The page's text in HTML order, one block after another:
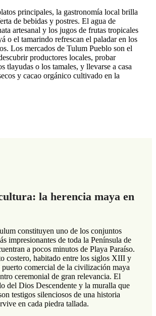
principales, la gastronomía local brilla
de bebidas y postres. El agua de
artesanal y los jugos de frutas tropicales
o el tamarindo refrescan el paladar en los
Los mercados de Tulum Pueblo son el
productores locales, probar
tlayudas o los tamales, y llevarse a casa
y cacao orgánico cultivado en la
la herencia maya en
constituyen uno de los conjuntos
impresionantes de toda la Península de
a pocos minutos de Playa Paraíso.
costero, habitado entre los siglos XIII y
comercial de la civilización maya
ceremonial de gran relevancia. El
del Dios Descendente y la muralla que
testigos silenciosos de una historia
en cada piedra tallada.